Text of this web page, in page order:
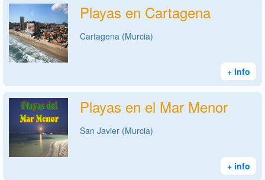
Playas en Cartagena
Cartagena (Murcia)
+ info
Playas en el Mar Menor
San Javier (Murcia)
+ info